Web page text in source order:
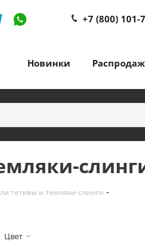
+7 (800) 101-
Новинки
тетивы и темляки-слинги
Цвет